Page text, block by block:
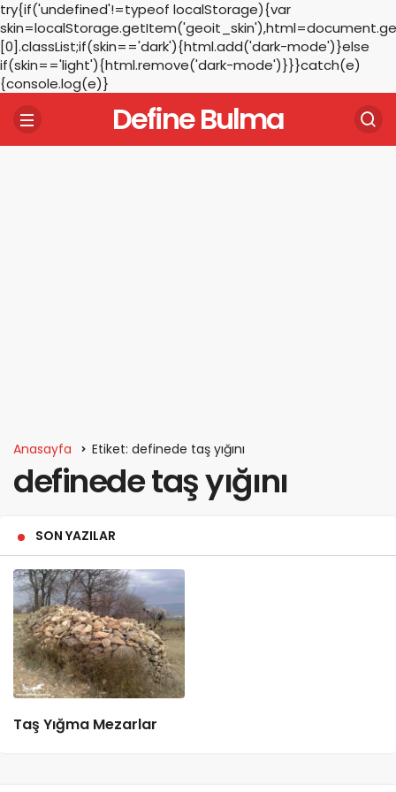
try{if('undefined'!=typeof localStorage){var
[0].classList;if(skin=='dark'){html.add('dark-mode')}else
if(skin=='light'){html.remove('dark-mode')}}}catch(e)
{console.log(e)}
Define Bulma
Anasayfa Etiket: definede taş yığını
definede taş yığını
SON YAZILAR
Taş Yığma Mezarlar